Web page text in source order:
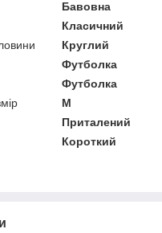
Бавовна
Класичний
Круглий
Футболка
Футболка
M
Приталений
Короткий